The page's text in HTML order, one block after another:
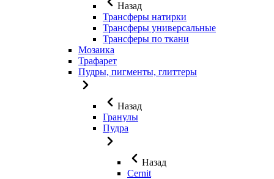
Назад
Трансферы натирки
Трансферы универсальные
Трансферы по ткани
Мозаика
Трафарет
Пудры, пигменты, глиттеры
Назад
Гранулы
Пудра
Назад
Cernit